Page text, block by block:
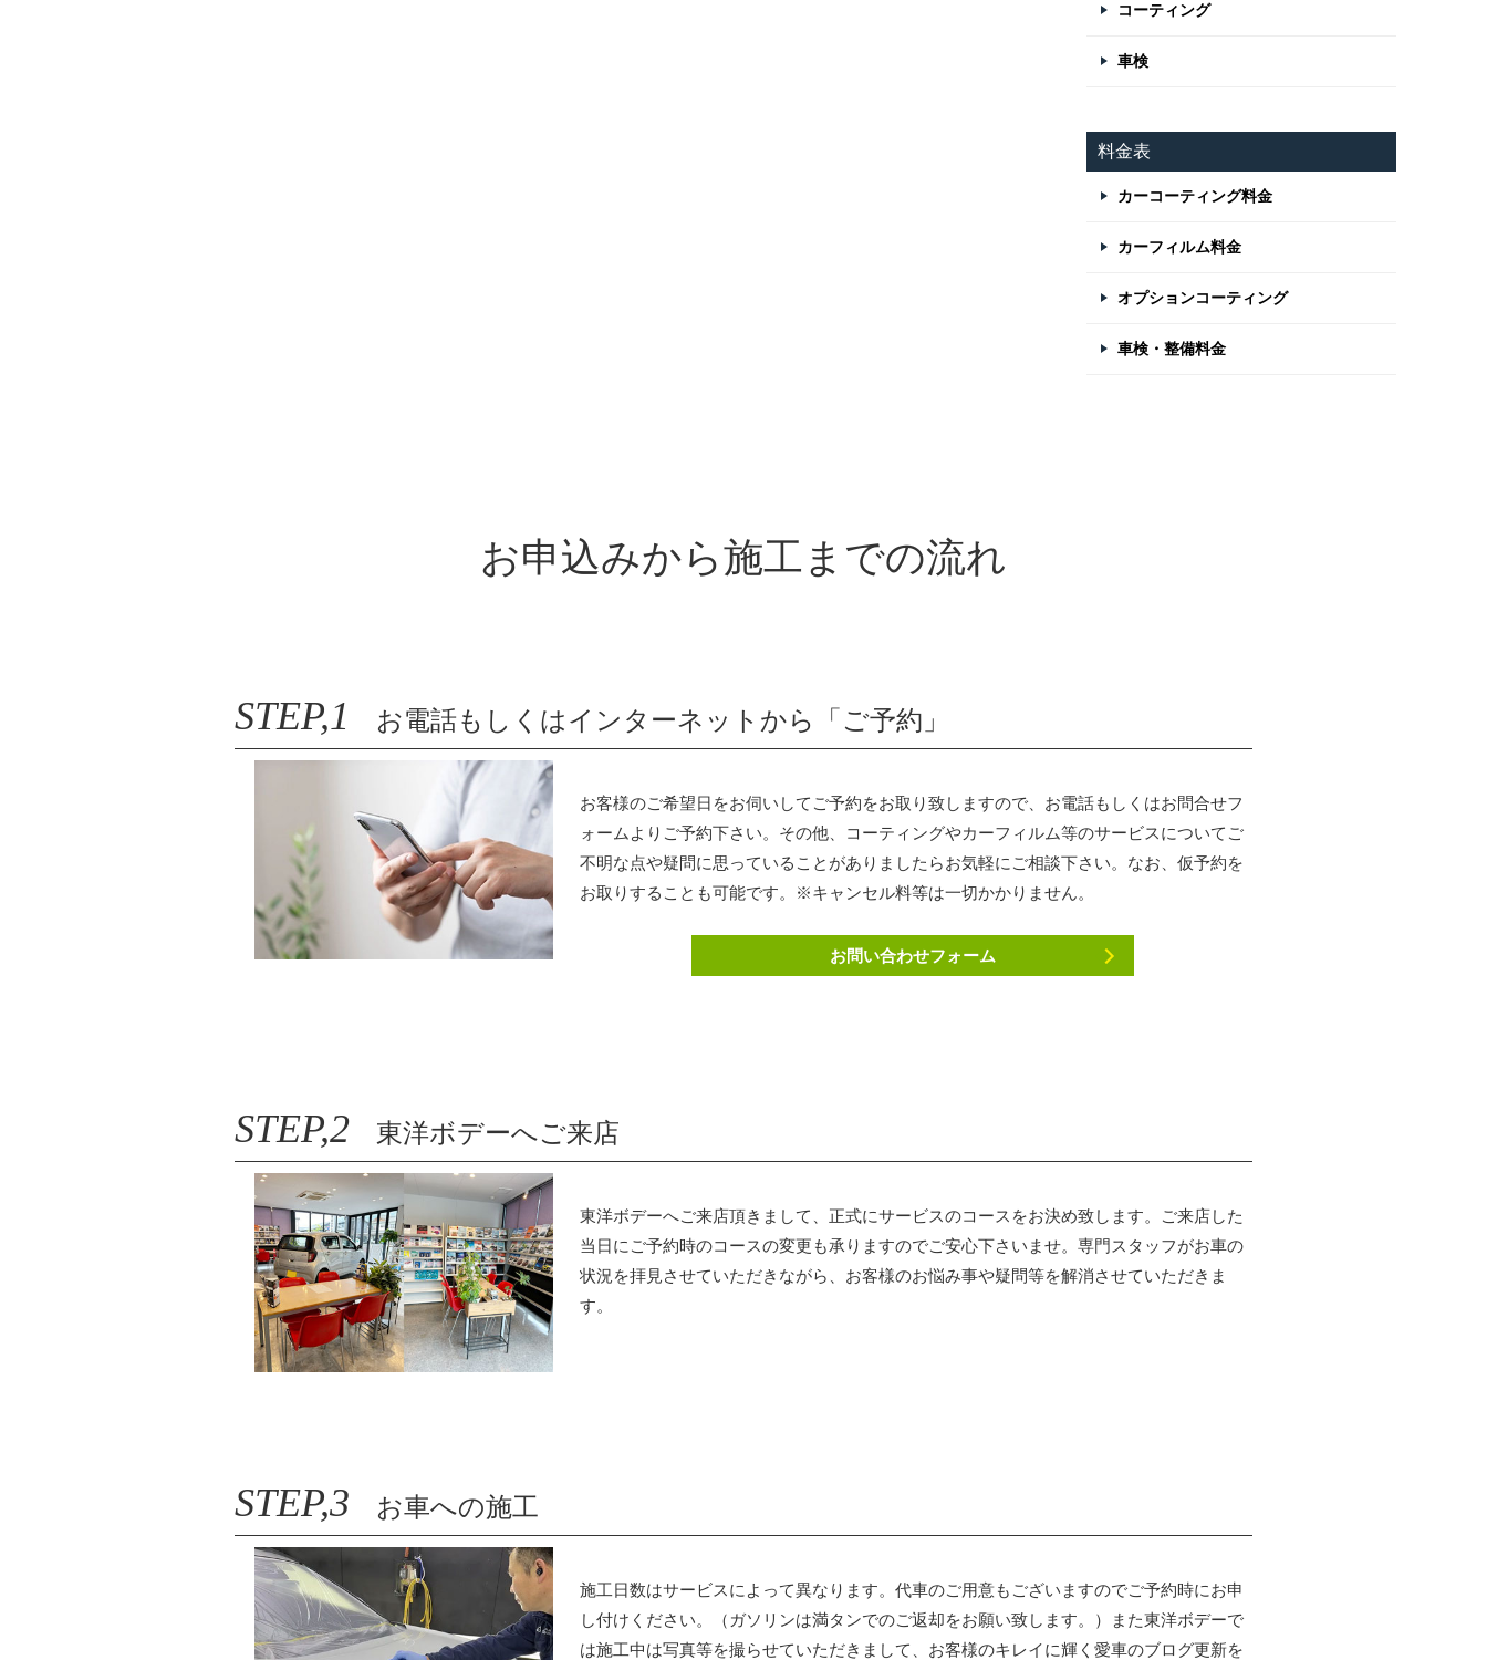
コーティング
車検
料金表
カーコーティング料金
カーフィルム料金
オプションコーティング
車検・整備料金
お申込みから施工までの流れ
STEP,1 お電話もしくはインターネットから「ご予約」
お客様のご希望日をお伺いしてご予約をお取り致しますので、お電話もしくはお問合せフ
ォームよりご予約下さい。その他、コーティングやカーフィルム等のサービスについてご
不明な点や疑問に思っていることがありましたらお気軽にご相談下さい。なお、仮予約を
お取りすることも可能です。※キャンセル料等は一切かかりません。
お問い合わせフォーム
STEP,2 東洋ボデーへご来店
東洋ボデーへご来店頂きまして、正式にサービスのコースをお決め致します。ご来店した
当日にご予約時のコースの変更も承りますのでご安心下さいませ。専門スタッフがお車の
状況を拝見させていただきながら、お客様のお悩み事や疑問等を解消させていただきま
す。
STEP,3 お車への施工
施工日数はサービスによって異なります。代車のご用意もございますのでご予約時にお申
し付けください。（ガソリンは満タンでのご返却をお願い致します。）また東洋ボデーで
は施工中は写真等を撮らせていただきまして、お客様のキレイに輝く愛車のブログ更新を